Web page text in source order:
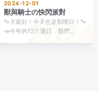
2024-12-01
獸與騎士の快閃派對
🐾大家好！今天也是獸曜日！🐾 ​
📣今年的12/1 週日，我們...